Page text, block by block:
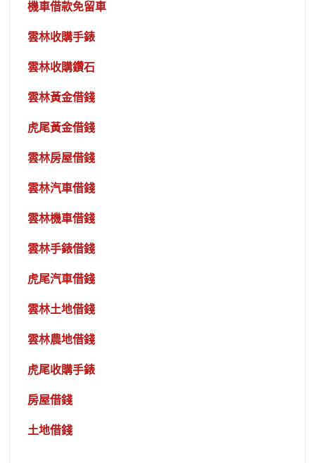
機車借款免留車
雲林收購手錶
雲林收購鑽石
雲林黃金借錢
虎尾黃金借錢
雲林房屋借錢
雲林汽車借錢
雲林機車借錢
雲林手錶借錢
虎尾汽車借錢
雲林土地借錢
雲林農地借錢
虎尾收購手錶
房屋借錢
土地借錢